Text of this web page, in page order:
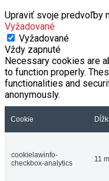
Upraviť svoje predvoľby
Vyžadované
Vyžadované
Vždy zapnuté
Necessary cookies are
to function properly.
functionalities and
anonymously.
Cookie
cookielawinfo-
checkbox-analytics
11